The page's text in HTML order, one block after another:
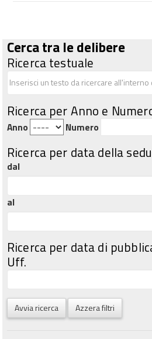
Cerca tra le delibere
Ricerca testuale
Ricerca per Anno e
Anno Numero
Ricerca per data della
dal
al
Ricerca per data di
Uff.
Avvia ricerca Azzera filtri